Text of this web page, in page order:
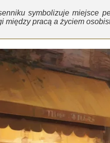
symbolizuje miejsce
między pracą a życiem